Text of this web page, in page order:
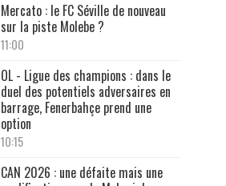
Mercato : le FC Séville de nouveau
sur la piste Molebe ?
11:00
OL - Ligue des champions : dans le
duel des potentiels adversaires en
barrage, Fenerbahçe prend une
option
10:15
CAN 2026 : une défaite mais une